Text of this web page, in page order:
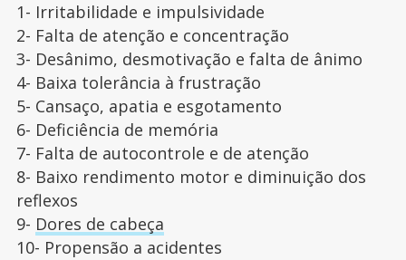
1- Irritabilidade e impulsividade
2- Falta de atenção e concentração
3- Desânimo, desmotivação e falta de ânimo
4- Baixa tolerância à frustração
5- Cansaço, apatia e esgotamento
6- Deficiência de memória
7- Falta de autocontrole e de atenção
8- Baixo rendimento motor e diminuição dos
reflexos
9- Dores de cabeça
10- Propensão a acidentes